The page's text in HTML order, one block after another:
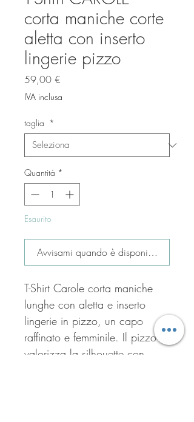
corta maniche corte
aletta con inserto
lingerie pizzo
59,00 €
IVA inclusa
taglia *
Quantità *
Esaurito
Avvisami quando è disponibile
T-Shirt Carole corta maniche
lunghe con aletta e inserto
lingerie in pizzo, un capo
raffinato e femminile. Il pizzo
valorizza la silhouette con